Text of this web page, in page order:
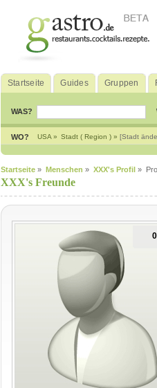
Startseite Guides Gruppen
WAS?
WO? USA » Stadt ( Region ) » [Stadt
Startseite » Menschen » XXX's Profil »
XXX's Freunde